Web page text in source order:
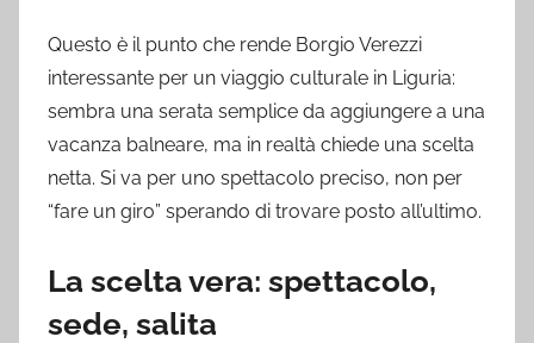
Questo è il punto che rende Borgio Verezzi
interessante per un viaggio culturale in Liguria:
sembra una serata semplice da aggiungere a una
vacanza balneare, ma in realtà chiede una scelta
netta. Si va per uno spettacolo preciso, non per
“fare un giro” sperando di trovare posto all’ultimo.
La scelta vera: spettacolo,
sede, salita